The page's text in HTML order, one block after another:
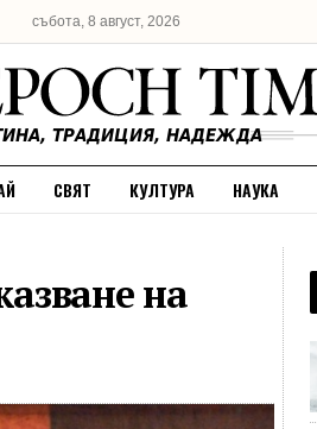
събота, 8 август, 2026
СВЯТ КУЛТУРА НАУКА
на